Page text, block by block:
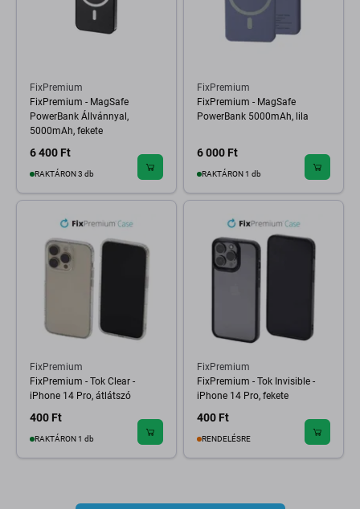
FixPremium
FixPremium - MagSafe
PowerBank Állvánnyal,
5000mAh, fekete
6 400 Ft
RAKTÁRON 3 db
FixPremium
FixPremium - MagSafe
PowerBank 5000mAh, lila
6 000 Ft
RAKTÁRON 1 db
FixPremium
FixPremium - Tok Clear -
iPhone 14 Pro, átlátszó
400 Ft
RAKTÁRON 1 db
FixPremium
FixPremium - Tok Invisible -
iPhone 14 Pro, fekete
400 Ft
RENDELÉSRE